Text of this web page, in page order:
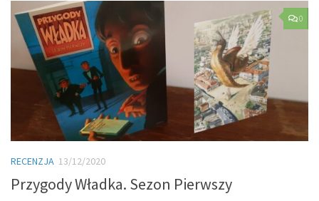
0
RECENZJA 13/12/2020
Przygody Władka. Sezon Pierwszy